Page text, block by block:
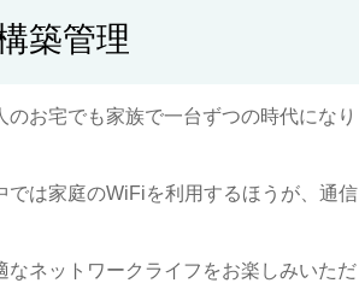
築管理
のお宅でも家族で一台ずつの時代になり
では家庭のWiFiを利用するほうが、通信
なネットワークライフをお楽しみいただ